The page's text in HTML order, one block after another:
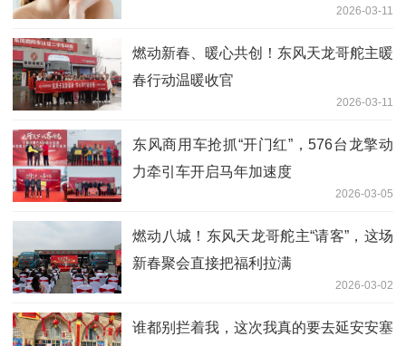
2026-03-11
燃动新春、暖心共创！东风天龙哥舵主暖
春行动温暖收官
2026-03-11
东风商用车抢抓“开门红”，576台龙擎动
力牵引车开启马年加速度
2026-03-05
燃动八城！东风天龙哥舵主“请客”，这场
新春聚会直接把福利拉满
2026-03-02
谁都别拦着我，这次我真的要去延安安塞